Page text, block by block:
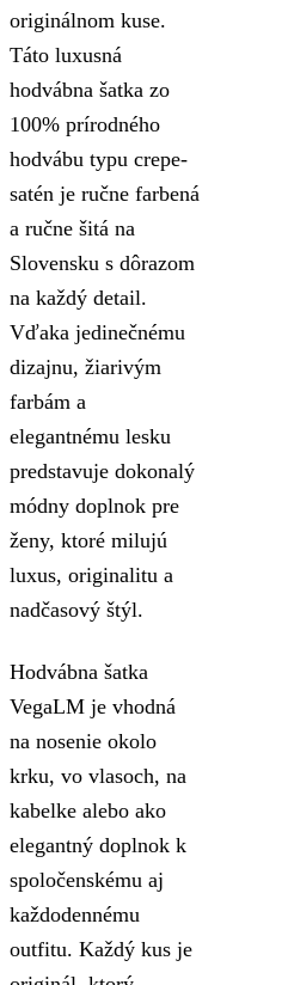
originálnom kuse.
Táto luxusná
hodvábna šatka zo
100% prírodného
hodvábu typu crepe-
satén je ručne farbená
a ručne šitá na
Slovensku s dôrazom
na každý detail.
Vďaka jedinečnému
dizajnu, žiarivým
farbám a
elegantnému lesku
predstavuje dokonalý
módny doplnok pre
ženy, ktoré milujú
luxus, originalitu a
nadčasový štýl.
Hodvábna šatka
VegaLM je vhodná
na nosenie okolo
krku, vo vlasoch, na
kabelke alebo ako
elegantný doplnok k
spoločenskému aj
každodennému
outfitu. Každý kus je